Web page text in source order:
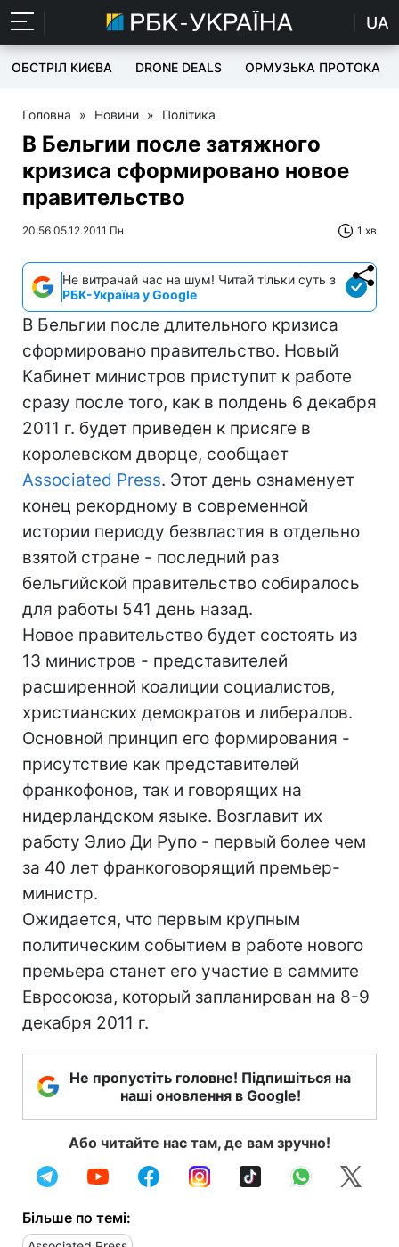
UA
ОБСТРІЛ КИЄВА DRONE DEALS ОРМУЗЬКА ПРОТОКА
Головна » Новини » Політика
В Бельгии после затяжного
кризиса сформировано новое
правительство
20:56 05.12.2011 Пн 1 хв
Не витрачай час на шум! Читай тільки суть з
РБК-Україна у Google
В Бельгии после длительного кризиса
сформировано правительство. Новый
Кабинет министров приступит к работе
сразу после того, как в полдень 6 декабря
2011 г. будет приведен к присяге в
королевском дворце, сообщает
Associated Press. Этот день ознаменует
конец рекордному в современной
истории периоду безвластия в отдельно
взятой стране - последний раз
бельгийской правительство собиралось
для работы 541 день назад.
Новое правительство будет состоять из
13 министров - представителей
расширенной коалиции социалистов,
христианских демократов и либералов.
Основной принцип его формирования -
присутствие как представителей
франкофонов, так и говорящих на
нидерландском языке. Возглавит их
работу Элио Ди Рупо - первый более чем
за 40 лет франкоговорящий премьер-
министр.
Ожидается, что первым крупным
политическим событием в работе нового
премьера станет его участие в саммите
Евросоюза, который запланирован на 8-9
декабря 2011 г.
Не пропустіть головне! Підпишіться на
наші оновлення в Google!
Або читайте нас там, де вам зручно!
Більше по темі: